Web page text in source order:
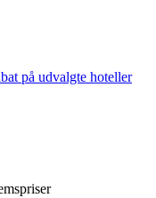
på udvalgte hoteller